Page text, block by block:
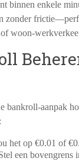
binnen enkele
zonder
woon-
bankroll-aanpak
het op €0.01 of
een